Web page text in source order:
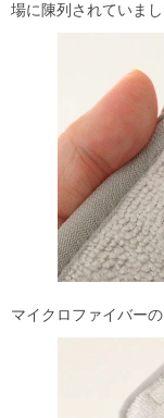
場に陳列されていまし
マイクロファイバー